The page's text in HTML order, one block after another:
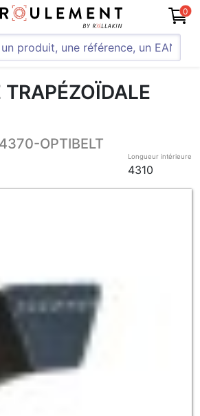
0
TRAPÉZOÏDALE
OPTIBELT
Longueur intérieure
4310